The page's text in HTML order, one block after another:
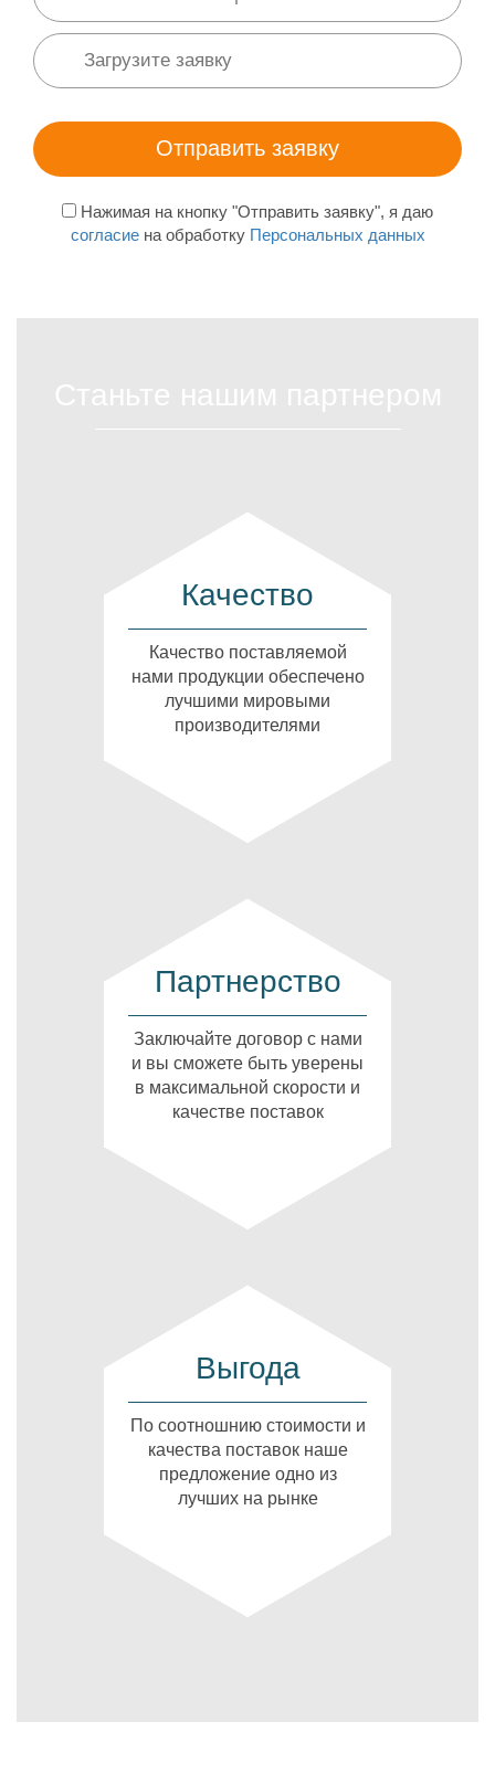
Нажимая на кнопку "Отправить заявку", я даю
согласиена обработку Персональных данных
Качество
Качество поставляемой
нами продукции обеспечено
лучшими мировыми
производителями
Партнерство
Заключайте договор с нами
и вы сможете быть уверены
в максимальной скорости и
качестве поставок
Выгода
По соотношнию стоимости и
качества поставок наше
предложение одно из
лучших на рынке